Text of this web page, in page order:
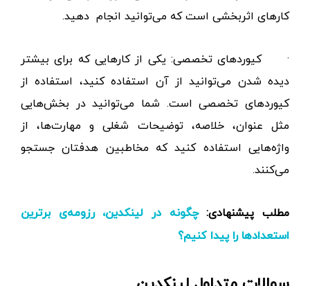
گذاری تجربیات، تحلیل ترندهای مرتبط با حوزه کاری و ارائه
کارهای اثربخشی است که می‌توانید انجام دهید.
·کیوردهای تخصصی: یکی از کارهایی که برای بیشتر
دیده شدن می‌توانید از آن استفاده کنید، استفاده از
کیوردهای تخصصی است. شما می‌توانید در بخش‌هایی
مثل عنوان، خلاصه، توضیحات شغلی و مهارت‌ها، از
می‌کنند.
استعدادها را پیدا کنیم؟